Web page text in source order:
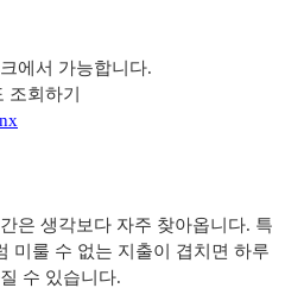
에서 가능합니다.
회하기
은 생각보다 자주 찾아옵니다. 특
미룰 수 없는 지출이 겹치면 하루
수 있습니다.